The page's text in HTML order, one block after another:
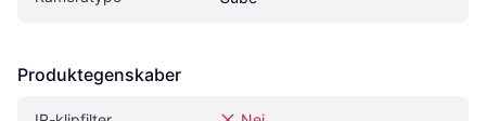
Produktegenskaber